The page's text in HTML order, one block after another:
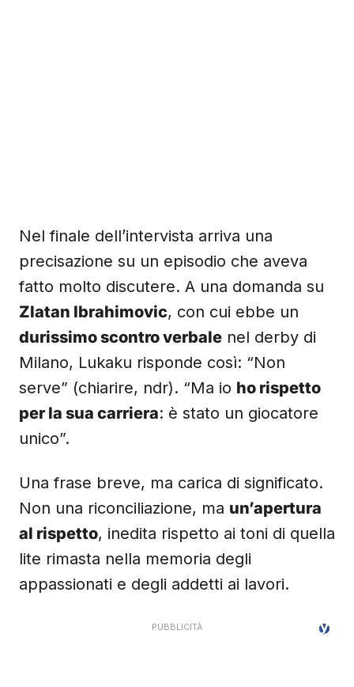
Nel finale dell’intervista arriva una
precisazione su un episodio che aveva
fatto molto discutere. A una domanda su
Zlatan Ibrahimovic, con cui ebbe un
durissimo scontro verbale nel derby di
Milano, Lukaku risponde così: “Non
serve” (chiarire, ndr). “Ma io ho rispetto
per la sua carriera: è stato un giocatore
unico”.
Una frase breve, ma carica di significato.
Non una riconciliazione, ma un’apertura
al rispetto, inedita rispetto ai toni di quella
lite rimasta nella memoria degli
appassionati e degli addetti ai lavori.